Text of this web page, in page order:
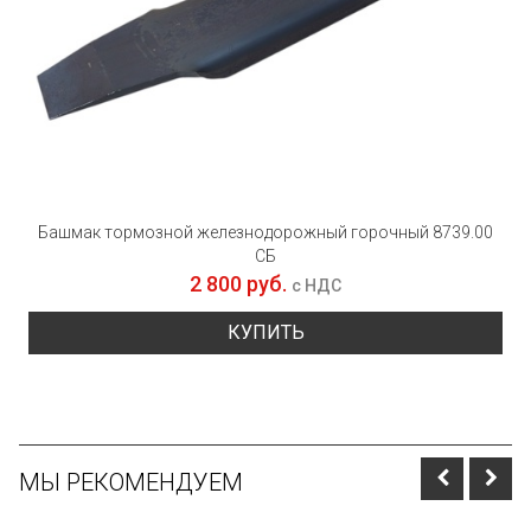
Башмак тормозной железнодорожный горочный 8739.00
СБ
2 800 руб. с НДС
КУПИТЬ
МЫ РЕКОМЕНДУЕМ